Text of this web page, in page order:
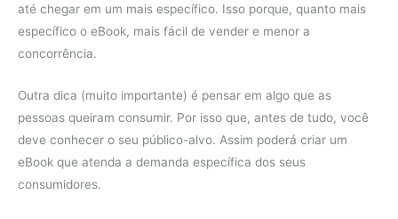
até chegar em um mais específico. Isso porque, quanto mais
específico o eBook, mais fácil de vender e menor a
concorrência.
Outra dica (muito importante) é pensar em algo que as
pessoas queiram consumir. Por isso que, antes de tudo, você
deve conhecer o seu público-alvo. Assim poderá criar um
eBook que atenda a demanda específica dos seus
consumidores.